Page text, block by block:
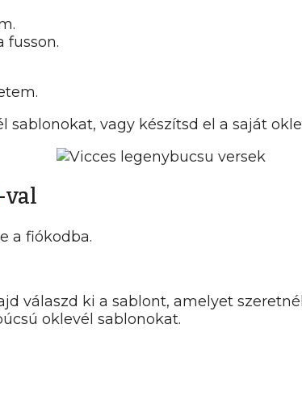
fusson.
vagy készítsd el a saját
val
a fiókodba.
válaszd ki a sablont, amelyet
oklevél sablonokat.